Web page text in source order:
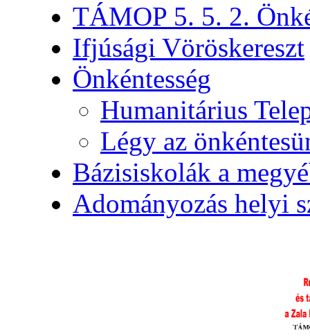
TÁMOP 5. 5. 2.
Ifjúsági Vöröskereszt
Önkéntesség
Humanitárius
Légy az
Bázisiskolák a
Adományozás helyi